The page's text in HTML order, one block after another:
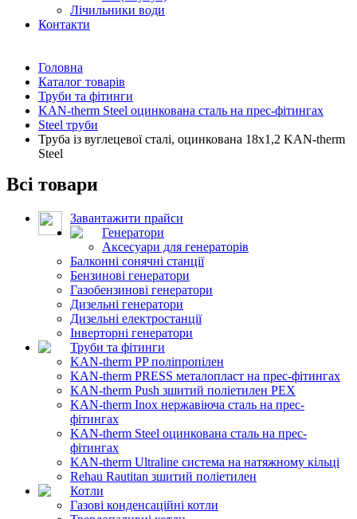
Лічильники води
Контакти
Головна
Каталог товарів
Труби та фітинги
KAN-therm Steel оцинкована сталь на прес-фітингах
Steel труби
Труба із вуглецевої сталі, оцинкована 18x1,2 KAN-therm
Steel
Всі товари
Завантажити прайси
Генератори
Аксесуари для генераторів
Балконні сонячні станції
Бензинові генератори
Газобензинові генератори
Дизельні генератори
Дизельні електростанції
Інверторні генератори
Труби та фітинги
KAN-therm PP поліпропілен
KAN-therm PRESS металопласт на прес-фітингах
KAN-therm Push зшитий поліетилен PEX
KAN-therm Inox нержавіюча сталь на прес-
фітингах
KAN-therm Steel оцинкована сталь на прес-
фітингах
KAN-therm Ultraline система на натяжному кільці
Rehau Rautitan зшитий поліетилен
Котли
Газові конденсаційні котли